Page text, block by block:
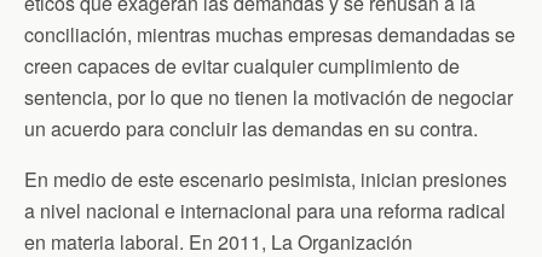
conciliación, mientras muchas empresas demandadas se
creen capaces de evitar cualquier cumplimiento de
sentencia, por lo que no tienen la motivación de negociar
un acuerdo para concluir las demandas en su contra.
En medio de este escenario pesimista, inician presiones
a nivel nacional e internacional para una reforma radical
en materia laboral. En 2011, La Organización